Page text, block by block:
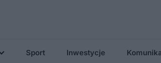
Sport Inwestycje